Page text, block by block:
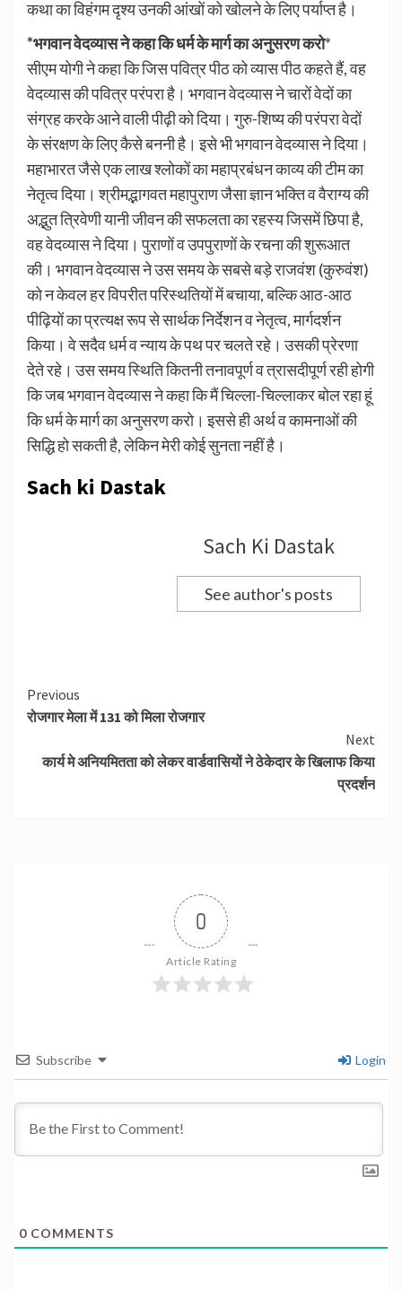
कथा का विहंगम दृश्य उनकी आंखों को खोलने के लिए पर्याप्त है।
*भगवान वेदव्यास ने कहा कि धर्म के मार्ग का अनुसरण करो*
सीएम योगी ने कहा कि जिस पवित्र पीठ को व्यास पीठ कहते हैं, वह
वेदव्यास की पवित्र परंपरा है। भगवान वेदव्यास ने चारों वेदों का
संग्रह करके आने वाली पीढ़ी को दिया। गुरु-शिष्य की परंपरा वेदों
के संरक्षण के लिए कैसे बननी है। इसे भी भगवान वेदव्यास ने दिया।
महाभारत जैसे एक लाख श्लोकों का महाप्रबंधन काव्य की टीम का
नेतृत्व दिया। श्रीमद्भागवत महापुराण जैसा ज्ञान भक्ति व वैराग्य की
अद्भुत त्रिवेणी यानी जीवन की सफलता का रहस्य जिसमें छिपा है,
वह वेदव्यास ने दिया। पुराणों व उपपुराणों के रचना की शुरूआत
की। भगवान वेदव्यास ने उस समय के सबसे बड़े राजवंश (कुरुवंश)
को न केवल हर विपरीत परिस्थतियों में बचाया, बल्कि आठ-आठ
पीढ़ियों का प्रत्यक्ष रूप से सार्थक निर्देशन व नेतृत्व, मार्गदर्शन
किया। वे सदैव धर्म व न्याय के पथ पर चलते रहे। उसकी प्रेरणा
देते रहे। उस समय स्थिति कितनी तनावपूर्ण व त्रासदीपूर्ण रही होगी
कि जब भगवान वेदव्यास ने कहा कि मैं चिल्ला-चिल्लाकर बोल रहा हूं
कि धर्म के मार्ग का अनुसरण करो। इससे ही अर्थ व कामनाओं की
सिद्धि हो सकती है, लेकिन मेरी कोई सुनता नहीं है।
Sach ki Dastak
Sach Ki Dastak
See author's posts
Continue
Reading
Previous
रोजगार मेला में 131 को मिला रोजगार
Next
कार्य मे अनियमितता को लेकर वार्डवासियों ने ठेकेदार के खिलाफ किया
प्रदर्शन
0
Article Rating
Subscribe Login
0 COMMENTS